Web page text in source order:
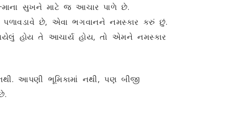
સુખને માટે જ આચાર પાળે છે.
છે, એવા ભગવાનને નમસ્કાર કરું છું.
હોય તે આચાર્ય હોય, તો એમને નમસ્કાર
આપણી ભૂમિકામાં નથી, પણ બીજી